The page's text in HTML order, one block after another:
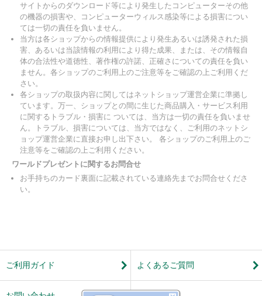
サイトからのダウンロード等により発生したコンピューターその他
の機器の損害や、コンピューターウィルス感染等による損害につい
ては一切の責任を負いません。
当方は各ショップからの情報提供により発生あるいは誘発された損
害、あるいは当該情報の利用により得た成果、または、その情報自
体の合法性や道徳性、著作権の許諾、正確さについての責任を負い
ません。各ショップのご利用上のご注意等をご確認の上ご利用くだ
さい。
各ショップの取扱内容に関してはネットショップ運営企業に準拠し
ています。万一、ショップとの間に生じた商品購入・サービス利用
に関するトラブル・損害に ついては、当方は一切の責任を負いませ
ん。トラブル、損害については、当方ではなく、ご利用のネットシ
ョップ運営企業に直接お申し出下さい。 各ショップのご利用上のご
注意等をご確認の上ご利用ください。
ワールドプレゼントに関するお問合せ
お手持ちのカード裏面に記載されている連絡先までお問合せくださ
い。
ご利用ガイド よくあるご質問